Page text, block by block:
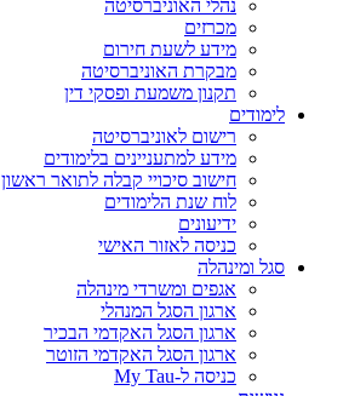
נהלי האוניברסיטה
מכרזים
מידע לשעת חירום
מבקרת האוניברסיטה
תקנון משמעת ופסקי דין
לימודים
רישום לאוניברסיטה
מידע למתעניינים בלימודים
חישוב סיכויי קבלה לתואר ראשון
לוח שנת הלימודים
ידיעונים
כניסה לאזור האישי
סגל ומינהלה
אגפים ומשרדי מינהלה
ארגון הסגל המנהלי
ארגון הסגל האקדמי הבכיר
ארגון הסגל האקדמי הזוטר
כניסה ל-My Tau